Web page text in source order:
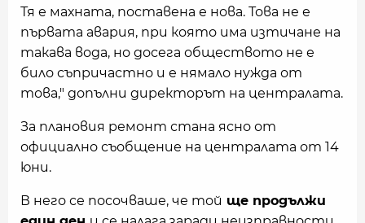
Тя е махната, поставена е нова. Това не е
първата авария, при която има изтичане на
такава вода, но досега обществото не е
било съпричастно и е нямало нужда от
това," допълни директорът на централата.
За плановия ремонт стана ясно от
официално съобщение на централата от 14
юни.
В него се посочваше, че той ще продължи